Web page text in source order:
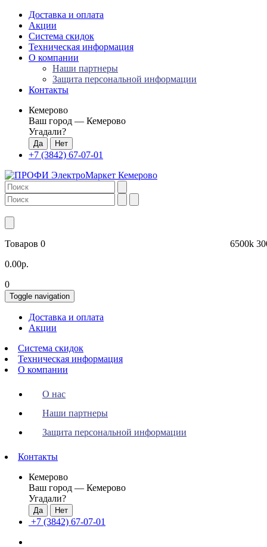
Доставка и оплата
Акции
Система скидок
Техническая информация
О компании
Наши партнеры
Защита персональной информации
Контакты
Кемерово
Ваш город — Кемерово
Угадали?
+7 (3842) 67-07-01
Товаров 0
0.00р.
0
Toggle navigation
Доставка и оплата
Акции
Система скидок
Техническая информация
О компании
О нас
Наши партнеры
Защита персональной информации
Контакты
Кемерово
Ваш город — Кемерово
Угадали?
+7 (3842) 67-07-01
6500k